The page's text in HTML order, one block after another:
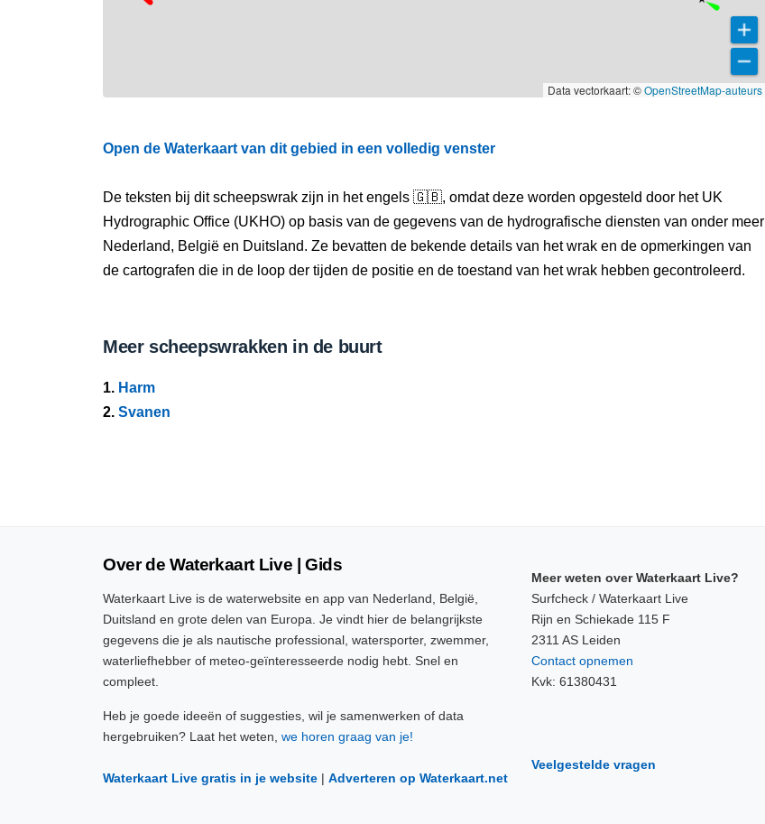
Data vectorkaart: ©OpenStreetMap-auteurs
Open de Waterkaart van dit gebied in een volledig venster
De teksten bij dit scheepswrak zijn in het engels 🇬🇧, omdat deze worden opgesteld door het UK
Hydrographic Office (UKHO) op basis van de gegevens van de hydrografische diensten van onder meer
Nederland, België en Duitsland. Ze bevatten de bekende details van het wrak en de opmerkingen van
de cartografen die in de loop der tijden de positie en de toestand van het wrak hebben gecontroleerd.
Meer scheepswrakken in de buurt
1. Harm
2. Svanen
Over de Waterkaart Live | Gids
Waterkaart Live is de waterwebsite en app van Nederland, België,
Duitsland en grote delen van Europa. Je vindt hier de belangrijkste
gegevens die je als nautische professional, watersporter, zwemmer,
waterliefhebber of meteo-geïnteresseerde nodig hebt. Snel en
compleet.
Heb je goede ideeën of suggesties, wil je samenwerken of data
hergebruiken? Laat het weten, we horen graag van je!
Waterkaart Live gratis in je website | Adverteren op Waterkaart.net
Meer weten over Waterkaart Live?
Surfcheck / Waterkaart Live
Rijn en Schiekade 115 F
2311 AS Leiden
Contact opnemen
Kvk: 61380431
Veelgestelde vragen